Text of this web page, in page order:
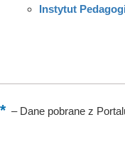
Instytut
–Dane pobrane z